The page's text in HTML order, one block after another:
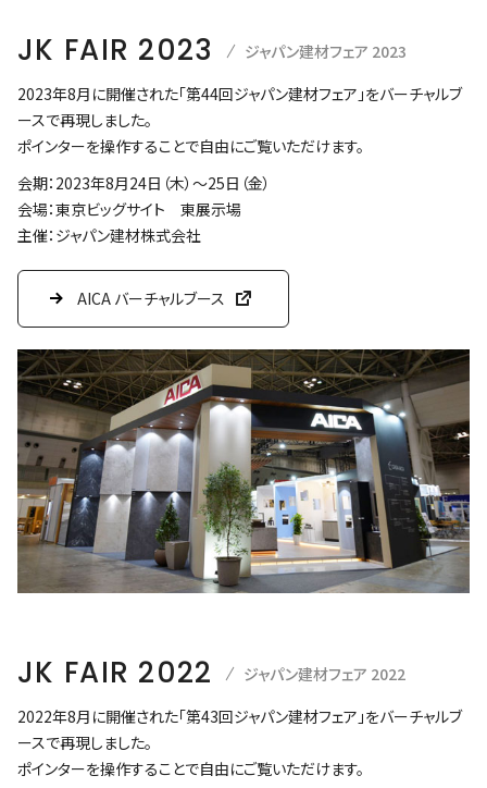
JK FAIR 2023
ジャパン建材フェア 2023
2023年8月に開催された「第44回ジャパン建材フェア」をバーチャルブ
ースで再現しました。
ポインターを操作することで自由にご覧いただけます。
会期：2023年8月24日（木）～25日（金）
会場：東京ビッグサイト 東展示場
主催：ジャパン建材株式会社
AICA バーチャルブース
JK FAIR 2022
ジャパン建材フェア 2022
2022年8月に開催された「第43回ジャパン建材フェア」をバーチャルブ
ースで再現しました。
ポインターを操作することで自由にご覧いただけます。